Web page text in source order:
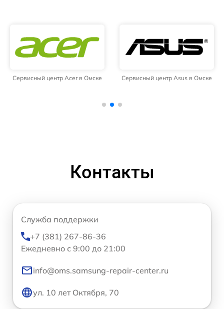
Сервисный центр Acer в Омске Сервисный центр Asus в Омске
Контакты
Служба поддержки
+7 (381) 267-86-36
Ежедневно с 9:00 до 21:00
info@oms.samsung-repair-center.ru
ул. 10 лет Октября, 70